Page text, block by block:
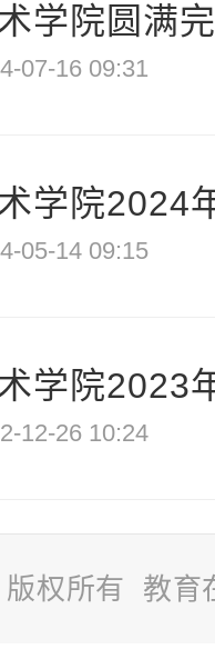
学院圆满
07-16 09:31
学院2024
05-14 09:15
学院2023
12-26 10:24
版权所有 教育